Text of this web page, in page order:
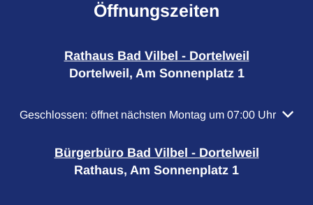
Öffnungszeiten
Rathaus Bad Vilbel - Dortelweil
Dortelweil, Am Sonnenplatz 1
Klicken, um weitere Öffnungs- oder Schließzeiten
Geschlossen: öffnet nächsten Montag um 07:00 Uhr
Bürgerbüro Bad Vilbel - Dortelweil
Rathaus, Am Sonnenplatz 1